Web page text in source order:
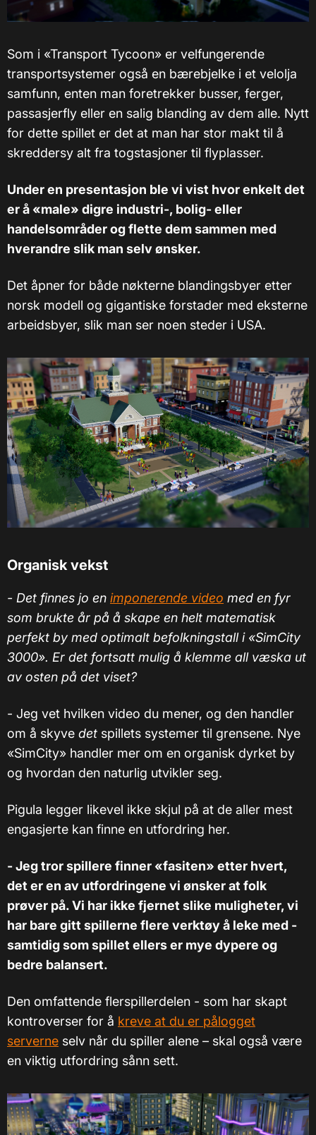
Som i «Transport Tycoon» er velfungerende
transportsystemer også en bærebjelke i et velolja
samfunn, enten man foretrekker busser, ferger,
passasjerfly eller en salig blanding av dem alle. Nytt
for dette spillet er det at man har stor makt til å
skreddersy alt fra togstasjoner til flyplasser.
Under en presentasjon ble vi vist hvor enkelt det
er å «male» digre industri-, bolig- eller
handelsområder og flette dem sammen med
hverandre slik man selv ønsker.
Det åpner for både nøkterne blandingsbyer etter
norsk modell og gigantiske forstader med eksterne
arbeidsbyer, slik man ser noen steder i USA.
Organisk vekst
- Det finnes jo en imponerende video med en fyr
som brukte år på å skape en helt matematisk
perfekt by med optimalt befolkningstall i «SimCity
3000». Er det fortsatt mulig å klemme all væska ut
av osten på det viset?
- Jeg vet hvilken video du mener, og den handler
om å skyve det spillets systemer til grensene. Nye
«SimCity» handler mer om en organisk dyrket by
og hvordan den naturlig utvikler seg.
Pigula legger likevel ikke skjul på at de aller mest
engasjerte kan finne en utfordring her.
- Jeg tror spillere finner «fasiten» etter hvert,
det er en av utfordringene vi ønsker at folk
prøver på. Vi har ikke fjernet slike muligheter, vi
har bare gitt spillerne flere verktøy å leke med -
samtidig som spillet ellers er mye dypere og
bedre balansert.
Den omfattende flerspillerdelen - som har skapt
kontroverser for å kreve at du er pålogget
serverne selv når du spiller alene – skal også være
en viktig utfordring sånn sett.